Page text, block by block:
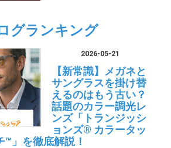
グランキング
2026-05-21
【新常識】メガネと
サングラスを掛け替
えるのはもう古い？
話題のカラー調光レ
ンズ「トランジッシ
ョンズ® カラータッ
™」を徹底解説！